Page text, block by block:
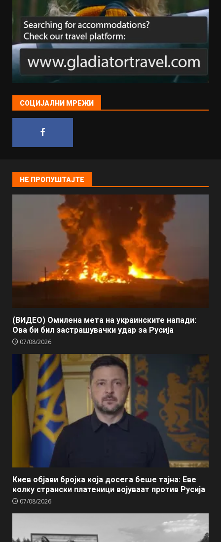
СОЦИЈАЛНИ МРЕЖИ
НЕ ПРОПУШТАЈТЕ
(ВИДЕО) Омилена мета на украинските напади:
Ова би бил застрашувачки удар за Русија
07/08/2026
Киев објави бројка која досега беше тајна: Еве
колку странски платеници војуваат против Русија
07/08/2026